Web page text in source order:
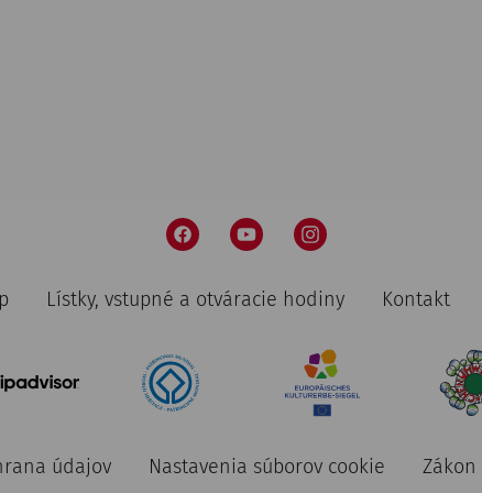
Lístky, vstupné a otváracie hodiny Kontakt
údajov Nastavenia súborov cookie